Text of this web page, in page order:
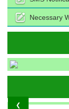
Necessary
❮